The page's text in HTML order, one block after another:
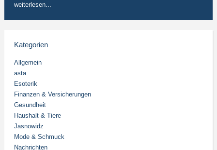
weiterlesen...
Kategorien
Allgemein
asta
Esoterik
Finanzen & Versicherungen
Gesundheit
Haushalt & Tiere
Jasnowidz
Mode & Schmuck
Nachrichten